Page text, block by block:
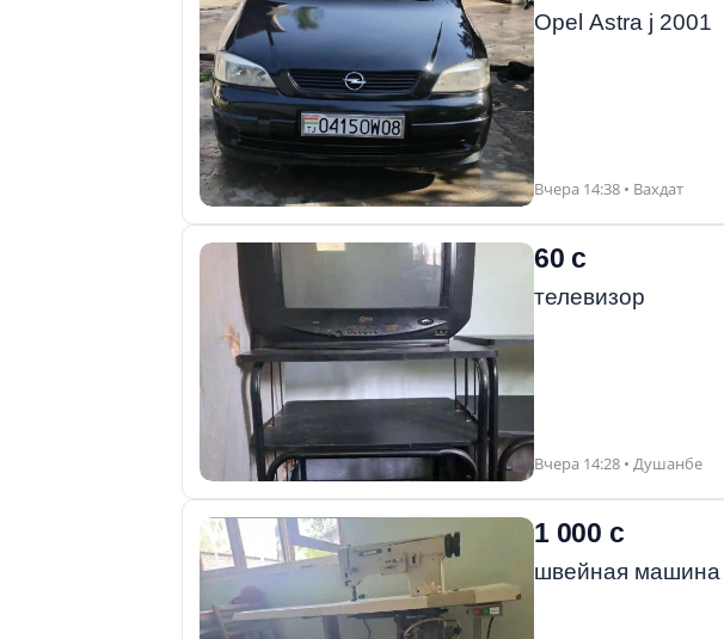
Opel Astra j 2001
Вчера 14:38 • Вахдат
60 с
телевизор
Вчера 14:28 • Душанбе
1 000 с
швейная машина